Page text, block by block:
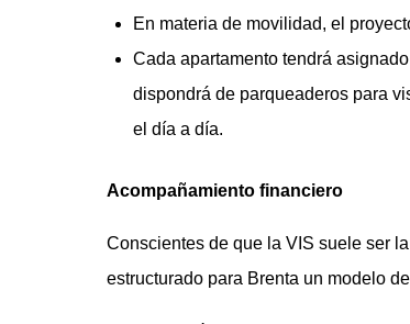
En materia de movilidad, el
Cada apartamento tendrá
dispondrá de parqueaderos para
el día a día.
Acompañamiento financiero
Conscientes de que la VIS suele ser
estructurado para Brenta un modelo